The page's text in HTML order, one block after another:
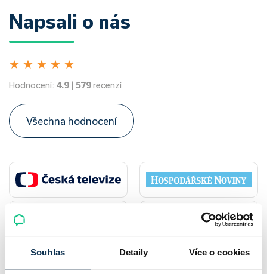
Souhlas Detaily Více o cookies
Napsali o nás
★ ★ ★ ★ ★
Hodnocení: 4.9 | 579recenzí
Všechna hodnocení